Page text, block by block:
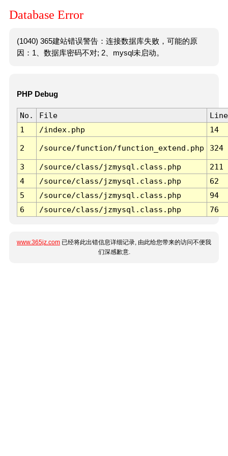
Database Error
(1040) 365建站错误警告：连接数据库失败，可能的原
因：1、数据库密码不对; 2、mysql未启动。
PHP Debug
No. File
Line
1
/index.php 14
2 /source/function/function_extend.php 324
3 /source/class/jzmysql.class.php
211
4
/source/class/jzmysql.class.php
62
5
/source/class/jzmysql.class.php
94
6
/source/class/jzmysql.class.php 76
www.365jz.com 已经将此出错信息详细记录, 由此给您带来的访问不便我
们深感歉意.